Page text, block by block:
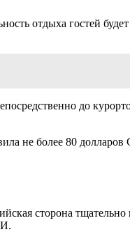
отдыха гостей
до
не более 80
сторона